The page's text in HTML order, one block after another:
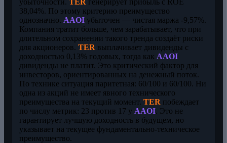
38,04%. По этому критерию преимущество
однозначно. AAOI убыточен — чистая маржа -9,57%.
Компания тратит больше, чем зарабатывает, что при
длительном сохранении такого тренда создаёт риски
для акционеров. TER выплачивает дивиденды с
доходностью 0,13% годовых, тогда как AAOI
дивиденды не платит. Это критический фактор для
инвесторов, ориентированных на денежный поток.
По технике ситуация паритетная: 60/100 и 60/100. Ни
одна из акций не имеет явного технического
преимущества на текущий момент. TER побеждает
по числу метрик: 23 против 17 у AAOI. Это не
гарантирует лучшую доходность в будущем, но
указывает на текущее фундаментально-техническое
преимущество.